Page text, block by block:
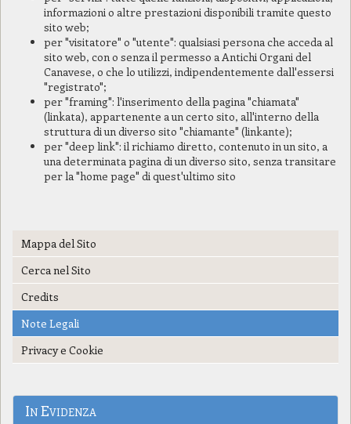
informazioni o altre prestazioni disponibili tramite questo
sito web;
per "visitatore" o "utente": qualsiasi persona che acceda al
sito web, con o senza il permesso a Antichi Organi del
Canavese, o che lo utilizzi, indipendentemente dall'essersi
"registrato";
per "framing": l'inserimento della pagina "chiamata"
(linkata), appartenente a un certo sito, all'interno della
struttura di un diverso sito "chiamante" (linkante);
per "deep link": il richiamo diretto, contenuto in un sito, a
una determinata pagina di un diverso sito, senza transitare
per la "home page" di quest'ultimo sito
Mappa del Sito
Cerca nel Sito
Credits
Note Legali
Privacy e Cookie
In Evidenza